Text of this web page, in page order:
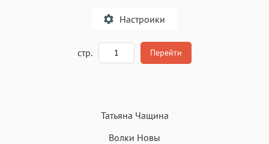
Настроики
стр. Перейти
Татьяна Чащина
Волки Новы